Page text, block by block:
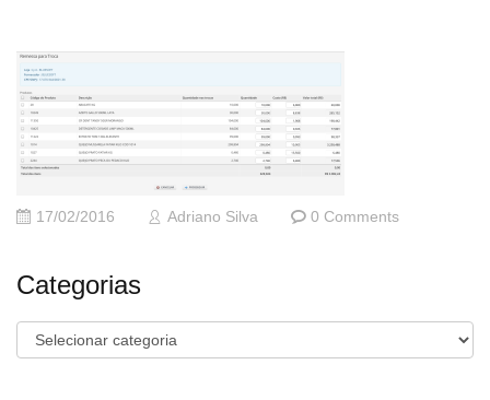
17/02/2016 Adriano Silva 0 Comments
Categorias
Categorias